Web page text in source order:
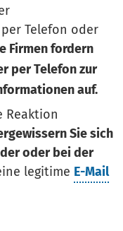
Telefon oder
Firmen fordern
per Telefon zur
auf.
Reaktion
Sie sich
oder bei der
legitime E-Mail